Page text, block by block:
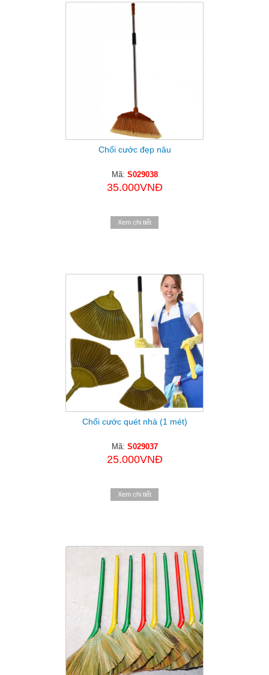
Chổi cước đẹp nâu
Mã: S029038
35.000VNĐ
Xem chi tiết
Chổi cước quét nhà (1 mét)
Mã: S029037
25.000VNĐ
Xem chi tiết